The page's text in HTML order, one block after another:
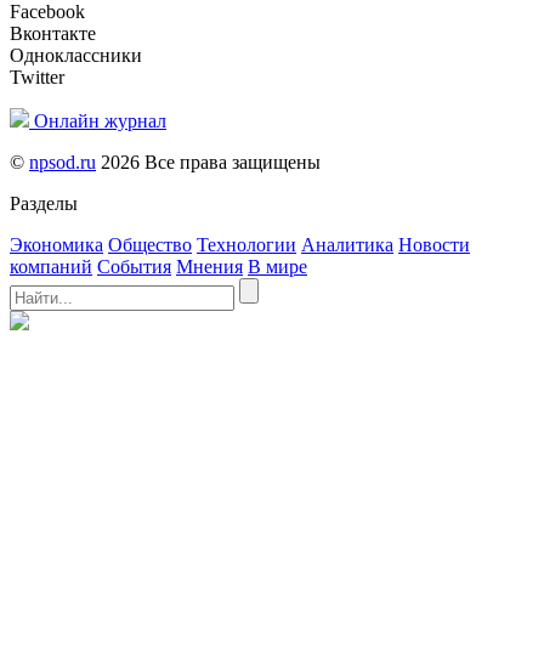
Facebook
Вконтакте
Одноклассники
Twitter
Онлайн журнал
© npsod.ru 2026 Все права защищены
Разделы
Экономика Общество Технологии Аналитика Новости
компаний События Мнения В мире